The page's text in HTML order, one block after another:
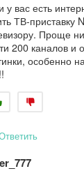
у вас есть
ТВ-приставку
Проще
200 каналов и
особенно